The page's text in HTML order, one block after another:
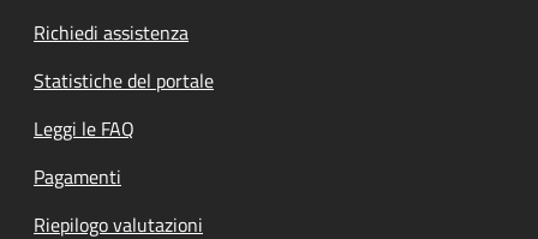
Richiedi assistenza
Statistiche del portale
Leggi le FAQ
Pagamenti
Riepilogo valutazioni